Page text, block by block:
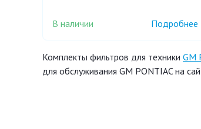
В наличии Подробнее
Комплекты фильтров для техники GM
для обслуживания GM PONTIAC на